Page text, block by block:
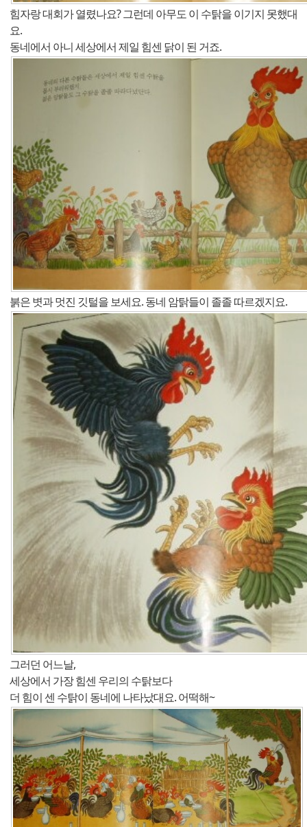
힘자랑 대회가 열렸나요? 그런데 아무도 이 수탉을 이기지 못했대
요.
동네에서 아니 세상에서 제일 힘센 닭이 된 거죠.
붉은 볏과 멋진 깃털을 보세요. 동네 암탉들이 졸졸 따르겠지요.
그러던 어느날,
세상에서 가장 힘센 우리의 수탉보다
더 힘이 센 수탉이 동네에 나타났대요. 어떡해~